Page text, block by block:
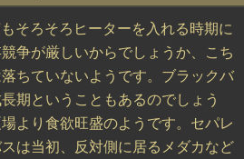
そろそろヒーターを入れる時期に
争が厳しいからでしょうか、こち
ちていないようです。ブラックバ
期ということもあるのでしょう
より食欲旺盛のようです。セパレ
は当初、反対側に居るメダカなど